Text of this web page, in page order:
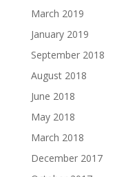
March 2019
January 2019
September 2018
August 2018
June 2018
May 2018
March 2018
December 2017